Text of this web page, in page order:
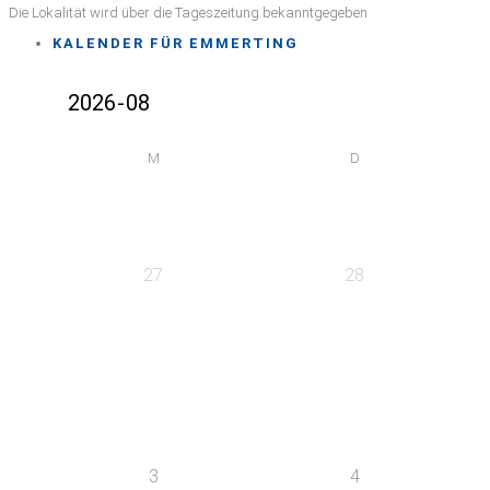
Die Lokalität wird über die Tageszeitung bekanntgegeben
KALENDER FÜR EMMERTING
M D
27 28
3 4